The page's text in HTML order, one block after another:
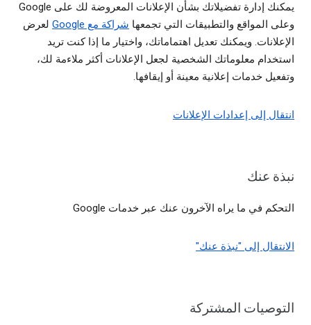
يمكنك إدارة تفضيلاتك بشأن الإعلانات المعروضة لك على Google
وعلى المواقع والتطبيقات التي تجمعها شراكة مع Google
لعرض
الإعلانات. ويمكنك تعديل اهتماماتك، واختيار ما إذا كنت تريد
استخدام معلوماتك الشخصية لجعل الإعلانات أكثر ملاءمة لك،
وتفعيل خدمات إعلانية معينة أو إيقافها.
انتقال إلى إعدادات الإعلانات
نبذة عنك
التحكم في ما يراه الآخرون عنك عبر خدمات Google
الانتقال إلى "نبذة عنك"
التوصيات المشتركة